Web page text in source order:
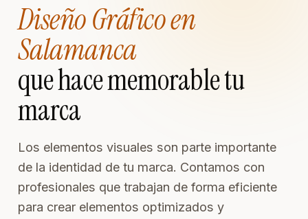
Diseño Gráfico en
Salamanca
que hace memorable tu
marca
Los elementos visuales son parte importante
de la identidad de tu marca. Contamos con
profesionales que trabajan de forma eficiente
para crear elementos optimizados y